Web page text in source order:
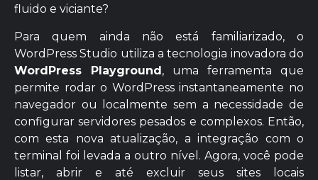
fluido e viciante?
Para quem ainda não está familiarizado, o
WordPress Studio utiliza a tecnologia inovadora do
WordPress Playground, uma ferramenta que
permite rodar o WordPress instantaneamente no
navegador ou localmente sem a necessidade de
configurar servidores pesados e complexos. Então,
com esta nova atualização, a integração com o
terminal foi levada a outro nível. Agora, você pode
listar, abrir e até excluir seus sites locais